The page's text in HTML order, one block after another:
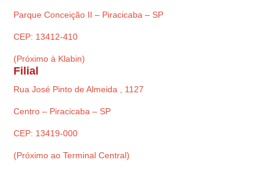
Parque Conceição II – Piracicaba – SP
CEP: 13412-410
(Próximo à Klabin)
Filial
Rua José Pinto de Almeida , 1127
Centro – Piracicaba – SP
CEP: 13419-000
(Próximo ao Terminal Central)